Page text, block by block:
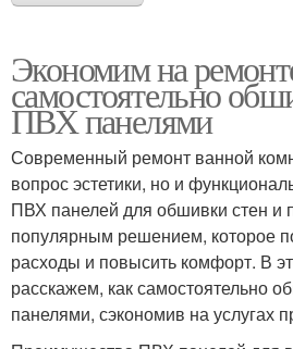
Экономим на
самостоятельно
ПВХ панелями
Современный ремонт ванной
вопрос эстетики, но и
ПВХ панелей для обшивки стен и
популярным решением, которое
расходы и повысить комфорт. В
расскажем, как самостоятельно
панелями, сэкономив на услугах